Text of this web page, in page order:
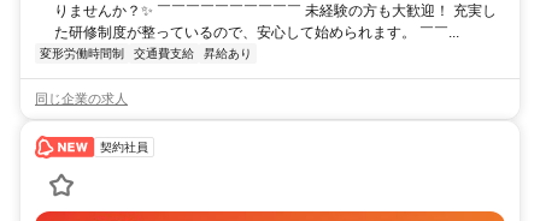
りませんか？✨ ￣￣￣￣￣￣￣￣￣￣ 未経験の方も大歓迎！ 充実し
た研修制度が整っているので、安心して始められます。 ￣￣...
変形労働時間制 交通費支給 昇給あり
同じ企業の求人
契約社員